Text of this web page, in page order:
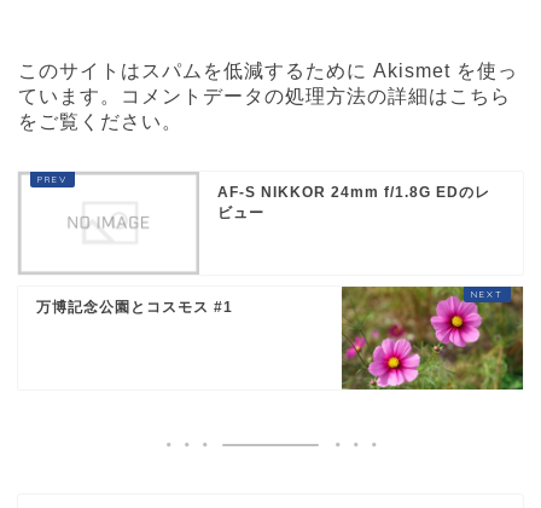
このサイトはスパムを低減するために Akismet を使っ
ています。
コメントデータの処理方法の詳細はこちら
をご覧ください 。
AF-S NIKKOR 24mm f/1.8G EDのレ
ビュー
万博記念公園とコスモス #1